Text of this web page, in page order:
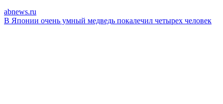
abnews.ru
В Японии очень умный медведь покалечил четырех человек